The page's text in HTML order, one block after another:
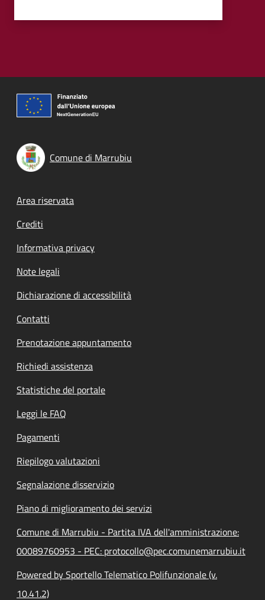
Comune di Marrubiu
Footer menu
Area riservata
Crediti
Informativa privacy
Note legali
Dichiarazione di accessibilità
Contatti
Prenotazione appuntamento
Richiedi assistenza
Statistiche del portale
Leggi le FAQ
Pagamenti
Riepilogo valutazioni
Segnalazione disservizio
Piano di miglioramento dei servizi
Comune di Marrubiu - Partita IVA dell'amministrazione:
00089760953 - PEC: protocollo@pec.comunemarrubiu.it
Powered by Sportello Telematico Polifunzionale (v.
10.41.2)